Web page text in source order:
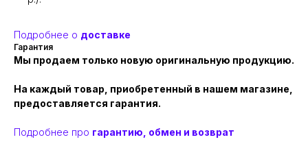
Подробнее о доставке
Гарантия
Мы продаем только новую оригинальную продукцию.
На каждый товар, приобретенный в нашем магазине,
предоставляется гарантия.
Подробнее про гарантию, обмен и возврат